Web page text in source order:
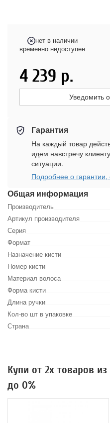
Общая информация
Производитель
Артикул производителя
Серия
Формат
Назначение кисти
Номер кисти
Материал волоса
Форма кисти
Длина ручки
Кол-во шт в упаковке
Страна
нет в наличии
временно недоступен
4 239 р.
Уведомить
Гарантия
На каждый товар
идем навстречу
ситуации.
Подробнее о
Купи от 2х товаров
до 0%